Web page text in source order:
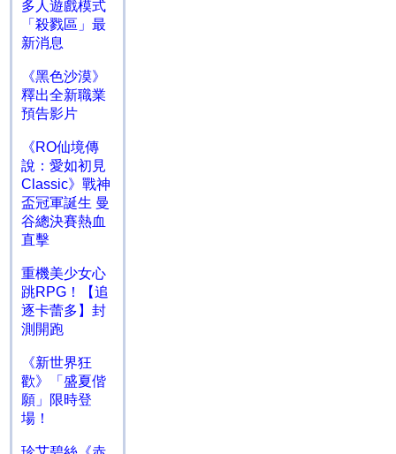
多人遊戲模式
「殺戮區」最
新消息
《黑色沙漠》
釋出全新職業
預告影片
《RO仙境傳
說：愛如初見
Classic》戰神
盃冠軍誕生 曼
谷總決賽熱血
直擊
重機美少女心
跳RPG！【追
逐卡蕾多】封
測開跑
《新世界狂
歡》「盛夏偕
願」限時登
場！